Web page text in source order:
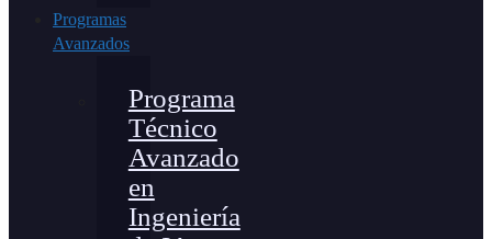
Programas
Avanzados
Programa
Técnico
Avanzado
en
Ingeniería